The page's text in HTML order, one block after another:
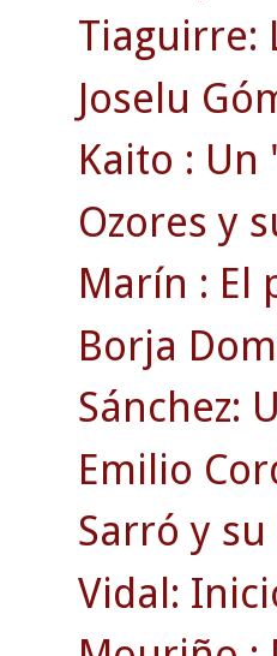
Tiaguirre:
Joselu
Kaito : Un
Ozores y
Marín : El
Borja
Sánchez:
Emilio
Sarró y
Vidal: